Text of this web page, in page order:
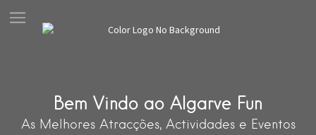
Bem Vindo ao Algarve Fun
As Melhores Atracções, Actividades e Eventos